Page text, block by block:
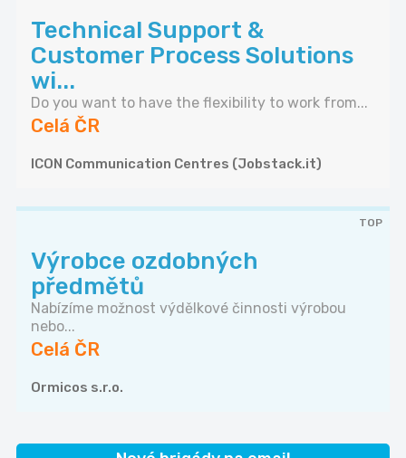
Technical Support &
Customer Process Solutions
wi...
Do you want to have the flexibility to work from...
Celá ČR
ICON Communication Centres (Jobstack.it)
TOP
Výrobce ozdobných
předmětů
Nabízíme možnost výdělkové činnosti výrobou
nebo...
Celá ČR
Ormicos s.r.o.